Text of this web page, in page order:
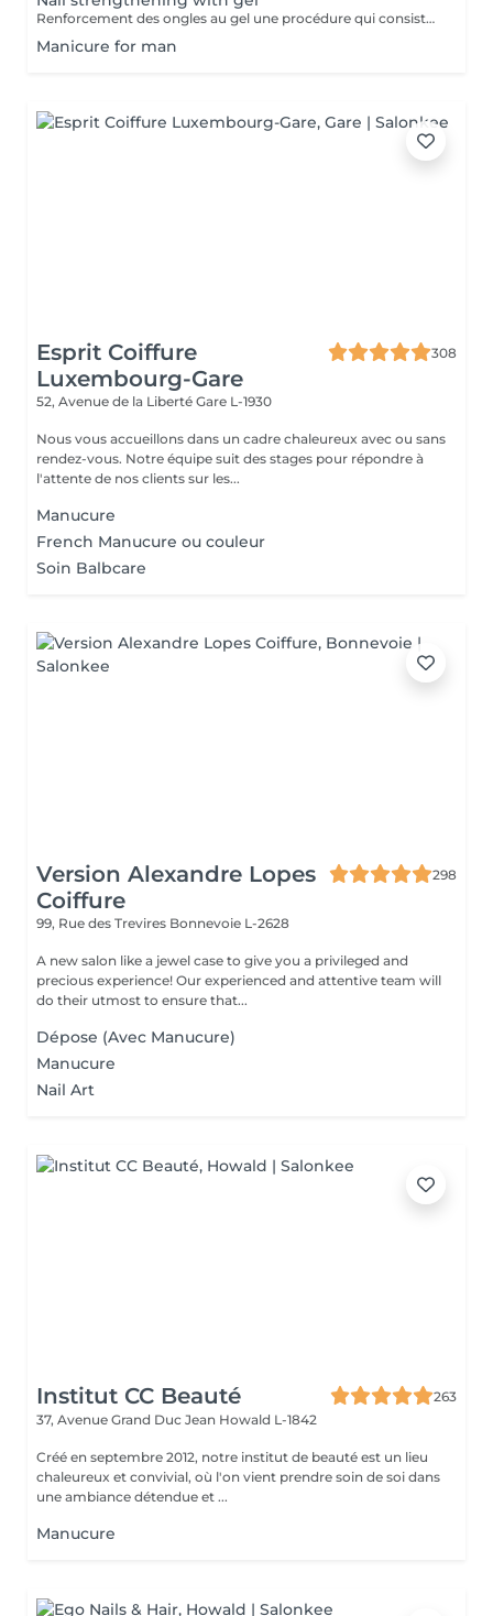
Renforcement des ongles au gel une procédure qui consiste à appliquer un gel fortifiant sur l'ongle naturel. Il protège contre la casse, lisse la surface et renforce les ongles. Convient à : Ongles fins, cassants et dédoublés Ceux qui veulent renforcer leurs ongles sans extension Prolonger la tenue du vernis Le gel est appliqué en fine couche, sans alourdir l'ongle, et aide à obtenir une longueur saine.
Manicure for man
Esprit Coiffure
Luxembourg-Gare
308
52, Avenue de la Liberté Gare L-1930
Nous vous accueillons dans un cadre chaleureux avec ou sans
rendez-vous. Notre équipe suit des stages pour répondre à
l'attente de nos clients sur les...
Manucure
French Manucure ou couleur
Soin Balbcare
Version Alexandre Lopes
Coiffure
298
99, Rue des Trevires Bonnevoie L-2628
A new salon like a jewel case to give you a privileged and
precious experience! Our experienced and attentive team will
do their utmost to ensure that...
Dépose (Avec Manucure)
Manucure
Nail Art
Institut CC Beauté
263
37, Avenue Grand Duc Jean Howald L-1842
Créé en septembre 2012, notre institut de beauté est un lieu
chaleureux et convivial, où l'on vient prendre soin de soi dans
une ambiance détendue et ...
Manucure